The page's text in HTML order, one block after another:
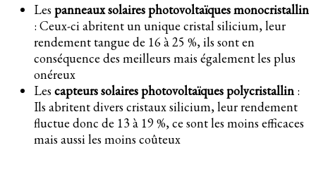
Les panneaux solaires photovoltaïques monocristallin
: Ceux-ci abritent un unique cristal silicium, leur
rendement tangue de 16 à 25 %, ils sont en
conséquence des meilleurs mais également les plus
onéreux
Les capteurs solaires photovoltaïques polycristallin :
Ils abritent divers cristaux silicium, leur rendement
fluctue donc de 13 à 19 %, ce sont les moins efficaces
mais aussi les moins coûteux